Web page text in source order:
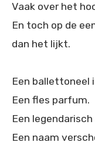
Vaak over het
En toch op de
dan het lijkt.
Een ballettoneel
Een fles parfum.
Een
Een naam